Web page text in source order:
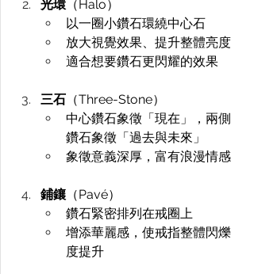
光環 （Halo）
以一圈小鑽石環繞中心石
放大視覺效果、提升整體亮度
適合想要鑽石更閃耀的效果
三石 （Three-Stone）
中心鑽石象徵「現在」，兩側
鑽石象徵「過去與未來」
象徵意義深厚，富有浪漫情感
鋪鑲 （Pavé）
鑽石緊密排列在戒圈上
增添華麗感，使戒指整體閃爍
度提升